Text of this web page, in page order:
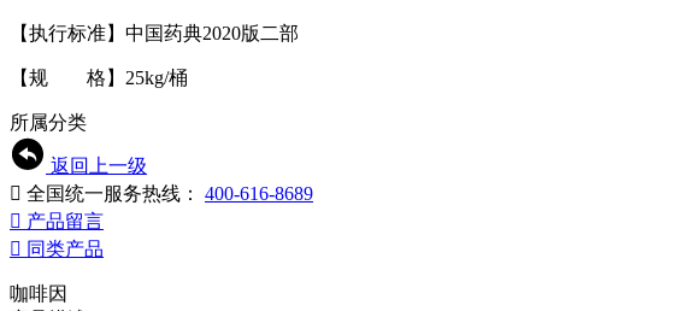
【执行标准】中国药典2020版二部
【规 格】25kg/桶
所属分类
返回上一级
 全国统一服务热线： 400-616-8689
 产品留言
 同类产品
咖啡因